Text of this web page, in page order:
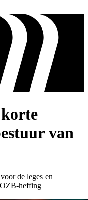
van
de leges en
OZB-heffing